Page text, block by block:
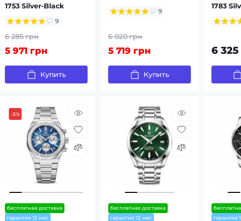
1753 Silver-Black
9
6 285 грн
5 971 грн
Купить
9
6 020 грн
5 719 грн
Купить
1783
6
-5%
бесплатная доставка
гарантия 12 мес
бесплатная доставка
гарантия 12 мес
гарантия